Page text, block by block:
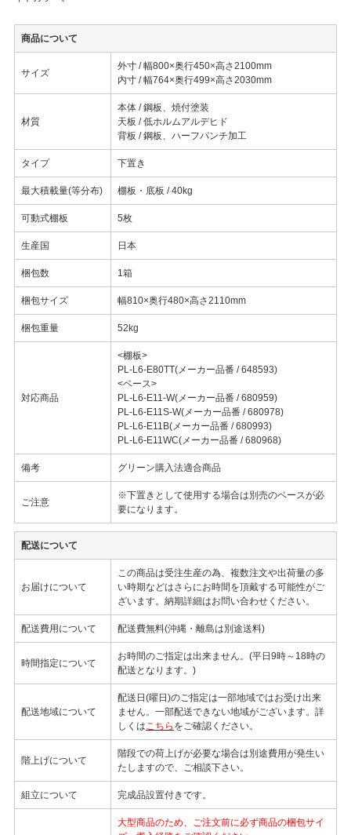
商品について
サイズ
外寸 / 幅800×奥行450×高さ2100mm
内寸 / 幅764×奥行499×高さ2030mm
材質
本体 / 鋼板、焼付塗装
天板 / 低ホルムアルデヒド
背板 / 鋼板、ハーフパンチ加工
タイプ 下置き
最大積載量(等分布) 棚板・底板 / 40kg
可動式棚板 5枚
生産国 日本
梱包数 1箱
梱包サイズ 幅810×奥行480×高さ2110mm
梱包重量 52kg
対応商品
<棚板>
PL-L6-E80TT(メーカー品番 / 648593)
<ベース>
PL-L6-E11-W(メーカー品番 / 680959)
PL-L6-E11S-W(メーカー品番 / 680978)
PL-L6-E11B(メーカー品番 / 680993)
PL-L6-E11WC(メーカー品番 / 680968)
備考 グリーン購入法適合商品
ご注意
※下置きとして使用する場合は別売のベースが必
要になります。
配送について
お届けについて
この商品は受注生産の為、複数注文や出荷量の多
い時期などはさらにお時間を頂戴する可能性がご
ざいます。納期詳細はお問い合わせください。
配送費用について 配送費無料(沖縄・離島は別途送料)
時間指定について
お時間のご指定は出来ません。(平日9時～18時の
配送となります。)
配送地域について
配送日(曜日)のご指定は一部地域ではお受け出来
ません。一部配送できない地域がございます。詳
しくはこちら をご確認ください。
階上げについて
階段での荷上げが必要な場合は別途費用が発生い
たしますので、ご相談下さい。
組立について 完成品設置付きです。
大型商品のため、ご注文前に必ず商品の梱包サイ